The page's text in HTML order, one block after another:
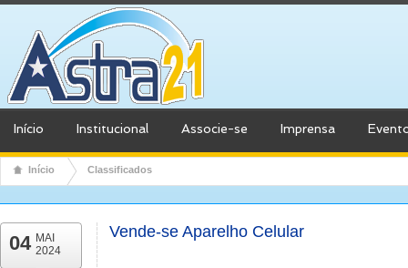
Início Institucional Associe-se Imprensa
Início Classificados
04 MAI
2024
Vende-se Aparelho Celular